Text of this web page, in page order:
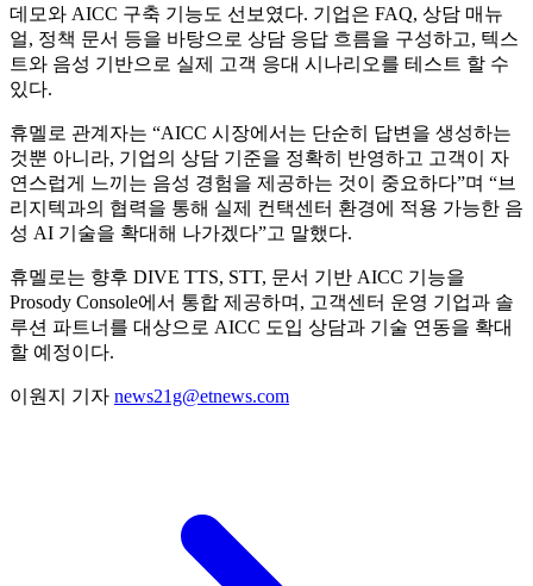
데모와 AICC 구축 기능도 선보였다. 기업은 FAQ, 상담 매뉴
얼, 정책 문서 등을 바탕으로 상담 응답 흐름을 구성하고, 텍스
트와 음성 기반으로 실제 고객 응대 시나리오를 테스트 할 수
있다.
휴멜로 관계자는 “AICC 시장에서는 단순히 답변을 생성하는
것뿐 아니라, 기업의 상담 기준을 정확히 반영하고 고객이 자
연스럽게 느끼는 음성 경험을 제공하는 것이 중요하다”며 “브
리지텍과의 협력을 통해 실제 컨택센터 환경에 적용 가능한 음
성 AI 기술을 확대해 나가겠다”고 말했다.
휴멜로는 향후 DIVE TTS, STT, 문서 기반 AICC 기능을
Prosody Console에서 통합 제공하며, 고객센터 운영 기업과 솔
루션 파트너를 대상으로 AICC 도입 상담과 기술 연동을 확대
할 예정이다.
이원지 기자 news21g@etnews.com